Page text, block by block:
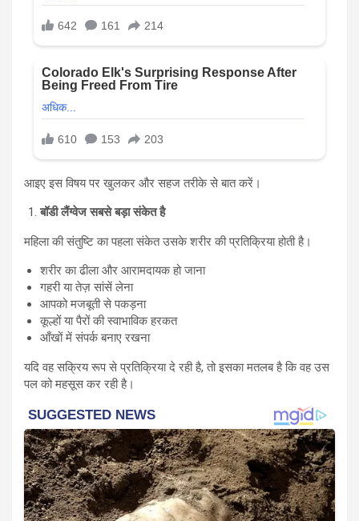
आइए इस विषय पर खुलकर और सहज तरीके से बात करें।
बॉडी लैंग्वेज सबसे बड़ा संकेत है
महिला की संतुष्टि का पहला संकेत उसके शरीर की प्रतिक्रिया होती है।
शरीर का ढीला और आरामदायक हो जाना
गहरी या तेज़ सांसें लेना
आपको मजबूती से पकड़ना
कूल्हों या पैरों की स्वाभाविक हरकत
आँखों में संपर्क बनाए रखना
यदि वह सक्रिय रूप से प्रतिक्रिया दे रही है, तो इसका मतलब है कि वह उस
पल को महसूस कर रही है।